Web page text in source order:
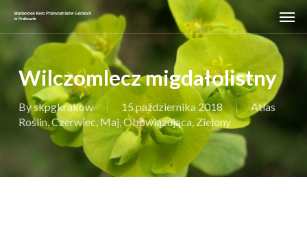
main
content
Wilczomlecz migdałolistny
Byskpgkrakow 15 października 2018
Atlas
Roślin,Czerwiec, Maj,Obowiązująca, Zielony